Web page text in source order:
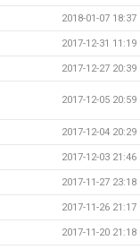
2018-01-07 18:37
2017-12-31 11:19
2017-12-27 20:39
2017-12-05 20:59
2017-12-04 20:29
2017-12-03 21:46
2017-11-27 23:18
2017-11-26 21:17
2017-11-20 21:18